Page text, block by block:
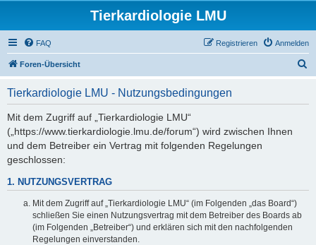
Tierkardiologie LMU
FAQ Anmelden
Registrieren
Foren-Übersicht
Tierkardiologie LMU - Nutzungsbedingungen
Mit dem Zugriff auf „Tierkardiologie LMU“
(„https://www.tierkardiologie.lmu.de/forum“) wird zwischen Ihnen
und dem Betreiber ein Vertrag mit folgenden Regelungen
geschlossen:
1. NUTZUNGSVERTRAG
Mit dem Zugriff auf „Tierkardiologie LMU“ (im Folgenden „das Board“)
schließen Sie einen Nutzungsvertrag mit dem Betreiber des Boards ab
(im Folgenden „Betreiber“) und erklären sich mit den nachfolgenden
Regelungen einverstanden.